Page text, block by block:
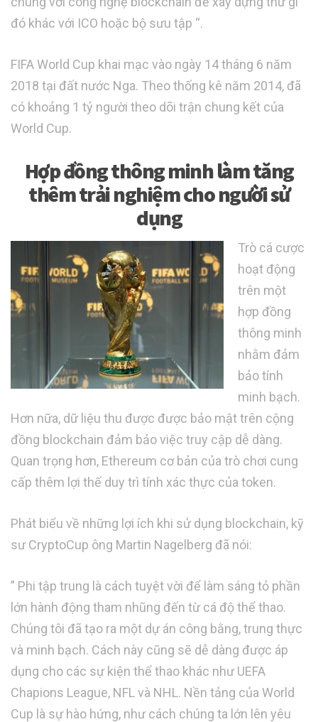
đó khác với ICO hoặc bộ sưu tập “.
FIFA World Cup khai mạc vào ngày 14 tháng 6 năm
2018 tại đất nước Nga. Theo thống kê năm 2014, đã
có khoảng 1 tỷ người theo dõi trận chung kết của
World Cup.
Hợp đồng thông minh làm tăng
thêm trải nghiệm cho người sử
dụng
Trò cá cược
hoạt động
trên một
hợp đồng
thông minh
nhằm đảm
bảo tính
minh bạch.
Hơn nữa, dữ liệu thu được được bảo mật trên cộng
đồng blockchain đảm bảo việc truy cập dễ dàng.
Quan trọng hơn, Ethereum cơ bản của trò chơi cung
cấp thêm lợi thế duy trì tính xác thực của token.
Phát biểu về những lợi ích khi sử dụng blockchain, kỹ
sư CryptoCup ông Martin Nagelberg đã nói:
” Phi tập trung là cách tuyệt vời để làm sáng tỏ phần
lớn hành động tham nhũng đến từ cá độ thể thao.
Chúng tôi đã tạo ra một dự án công bằng, trung thực
và minh bạch. Cách này cũng sẽ dễ dàng được áp
dụng cho các sự kiện thể thao khác như UEFA
Chapions League, NFL và NHL. Nền tảng của World
Cup là sự hào hứng, như cách chúng ta lớn lên yêu